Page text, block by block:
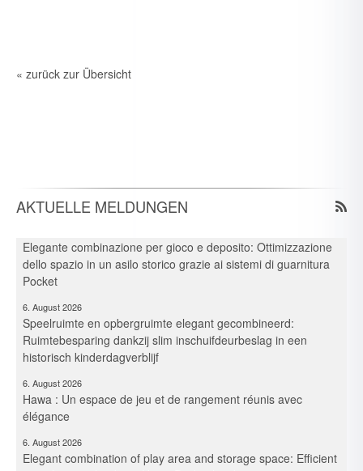
« zurück zur Übersicht
AKTUELLE MELDUNGEN
Hawa-Pocket-Beschlagsystemen in historischer Kita
dello spazio in un asilo storico grazie ai sistemi di guarnitura
Pocket
Speelruimte en opbergruimte elegant gecombineerd:
Ruimtebesparing dankzij slim inschuifdeurbeslag in een
historisch kinderdagverblijf
Hawa : Un espace de jeu et de rangement réunis avec
élégance
Elegant combination of play area and storage space: Efficient
use of space thanks to Hawa Pocket hardware systems in